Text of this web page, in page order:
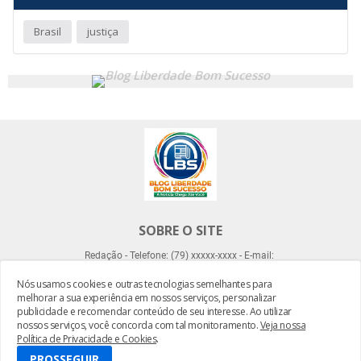
Brasil justiça
SOBRE O SITE
Redação - Telefone: (79) xxxxx-xxxx - E-mail:
Desenvolvido por -
Nós usamos cookies e outras tecnologias semelhantes para
melhorar a sua experiência em nossos serviços, personalizar
publicidade e recomendar conteúdo de seu interesse. Ao utilizar
nossos serviços, você concorda com tal monitoramento.Veja nossa
Política de Privacidade e Cookies.